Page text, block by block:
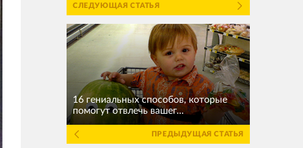
СЛЕДУЮЩАЯ СТАТЬЯ
16 гениальных способов, которые
помогут отвлечь вашег...
ПРЕДЫДУЩАЯ СТАТЬЯ